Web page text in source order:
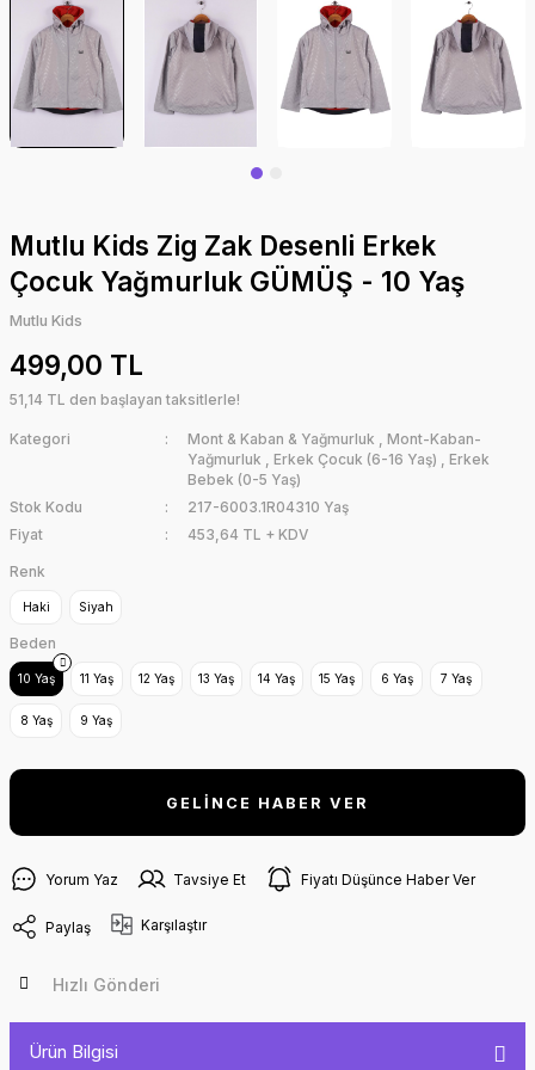
Mutlu Kids Zig Zak Desenli Erkek
Çocuk Yağmurluk GÜMÜŞ - 10 Yaş
Mutlu Kids
499,00 TL
51,14 TL den başlayan taksitlerle!
Kategori Mont & Kaban & Yağmurluk , Mont-Kaban-
Yağmurluk , Erkek Çocuk (6-16 Yaş) , Erkek
Bebek (0-5 Yaş)
Stok Kodu
217-6003.1R04310 Yaş
Fiyat
453,64 TL + KDV
Renk
Haki Siyah
Beden
10 Yaş 11 Yaş 12 Yaş 13 Yaş 14 Yaş 15 Yaş 6 Yaş 7 Yaş
8 Yaş 9 Yaş
GELİNCE HABER VER
Yorum Yaz Tavsiye Et Fiyatı Düşünce Haber Ver
Paylaş Karşılaştır
Hızlı Gönderi
Ürün Bilgisi